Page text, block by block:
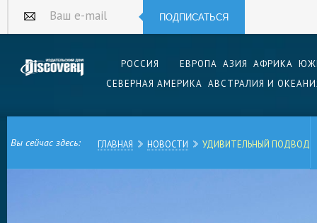
Ваш e-mail ПОДПИСАТЬСЯ
РОССИЯ ЕВРОПА АЗИЯ АФРИКА
СЕВЕРНАЯ АМЕРИКА АВСТРАЛИЯ И
Вы сейчас здесь: ГЛАВНАЯ НОВОСТИ УДИВИТЕЛЬНЫЙ